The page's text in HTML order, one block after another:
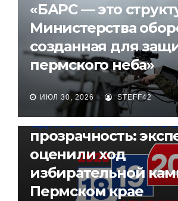
«БАРС — это
Министерства
созданная для
пермского неба»
ИЮЛ 30, 2026 STEFF42
ПЕРМСКИЙ КРАЙ ПОЛИТИКА
Высокая
прозрачность:
оценили ход
избирательной
Пермском крае